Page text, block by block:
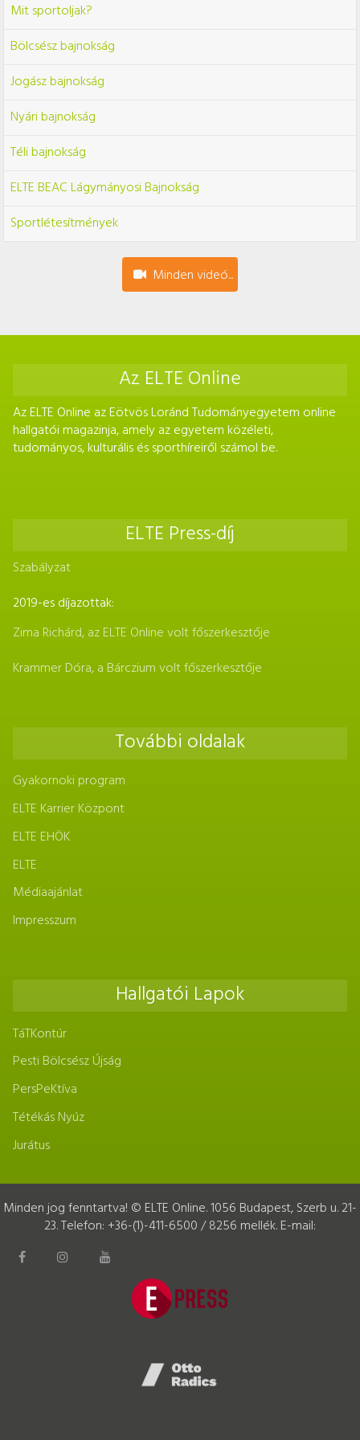
Mit sportoljak?
Bölcsész bajnokság
Jogász bajnokság
Nyári bajnokság
Téli bajnokság
ELTE BEAC Lágymányosi Bajnokság
Sportlétesítmények
Minden videó...
Az ELTE Online
Az ELTE Online az Eötvös Loránd Tudományegyetem online
hallgatói magazinja, amely az egyetem közéleti,
tudományos, kulturális és sporthíreiről számol be.
ELTE Press-díj
Szabályzat
2019-es díjazottak:
Zima Richárd, az ELTE Online volt főszerkesztője
Krammer Dóra, a Bárczium volt főszerkesztője
További oldalak
Gyakornoki program
ELTE Karrier Központ
ELTE EHÖK
ELTE
Médiaajánlat
Impresszum
Hallgatói Lapok
TáTKontúr
Pesti Bölcsész Újság
PersPeKtíva
Tétékás Nyúz
Jurátus
Minden jog fenntartva! © ELTE Online. 1056 Budapest, Szerb u. 21-
23. Telefon: +36-(1)-411-6500 / 8256 mellék. E-mail: